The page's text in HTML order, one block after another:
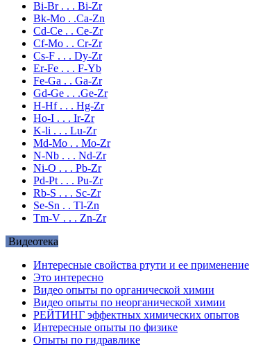
Bi-Br . . . Bi-Zr
Bk-Mo . .Ca-Zn
Cd-Ce . . Ce-Zr
Cf-Mo . . Cr-Zr
Cs-F . . . Dy-Zr
Er-Fe . . . F-Yb
Fe-Ga . . Ga-Zr
Gd-Ge . . .Ge-Zr
H-Hf . . . Hg-Zr
Ho-I . . . Ir-Zr
K-li . . . Lu-Zr
Md-Mo . . Mo-Zr
N-Nb . . . Nd-Zr
Ni-O . . . Pb-Zr
Pd-Pt . . . Pu-Zr
Rb-S . . . Sc-Zr
Se-Sn . . Tl-Zn
Tm-V . . . Zn-Zr
Видеотека
Интересные свойства ртути и ее применение
Это интересно
Видео опыты по органической химии
Видео опыты по неорганической химии
РЕЙТИНГ эффектных химических опытов
Интересные опыты по физике
Опыты по гидравлике